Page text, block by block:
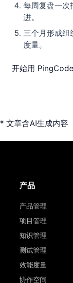
每周复盘一次
进。
三个月形成
度量。
开始用
* 文章含AI生成内容
产品
产品管理
项目管理
知识管理
测试管理
效能度量
协作空间